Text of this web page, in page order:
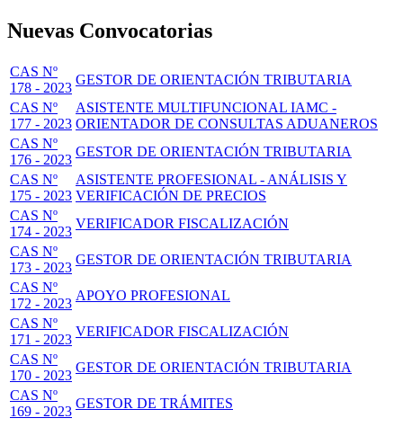
Nuevas Convocatorias
CAS Nº
178 - 2023
GESTOR DE ORIENTACIÓN TRIBUTARIA
CAS Nº
177 - 2023
ASISTENTE MULTIFUNCIONAL IAMC -
ORIENTADOR DE CONSULTAS ADUANEROS
CAS Nº
176 - 2023
GESTOR DE ORIENTACIÓN TRIBUTARIA
CAS Nº
175 - 2023
ASISTENTE PROFESIONAL - ANÁLISIS Y
VERIFICACIÓN DE PRECIOS
CAS Nº
174 - 2023
VERIFICADOR FISCALIZACIÓN
CAS Nº
173 - 2023
GESTOR DE ORIENTACIÓN TRIBUTARIA
CAS Nº
172 - 2023
APOYO PROFESIONAL
CAS Nº
171 - 2023
VERIFICADOR FISCALIZACIÓN
CAS Nº
170 - 2023
GESTOR DE ORIENTACIÓN TRIBUTARIA
CAS Nº
169 - 2023
GESTOR DE TRÁMITES